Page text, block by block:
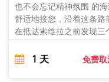
也不会忘记精神氛围 的
舒适地接您，沿着这条
在抵达索维拉之前发现
1 天 免费